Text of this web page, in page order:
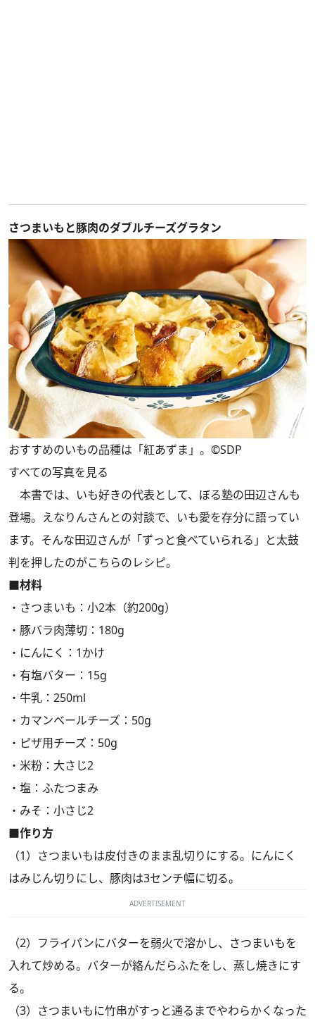
さつまいもと豚肉のダブルチーズグラタン
おすすめのいもの品種は「紅あずま」。©SDP
すべての写真を見る
本書では、いも好きの代表として、ぼる塾の田辺さんも
登場。えなりんさんとの対談で、いも愛を存分に語ってい
ます。そんな田辺さんが「ずっと食べていられる」と太鼓
判を押したのがこちらのレシピ。
■材料
・さつまいも：小2本（約200g）
・豚バラ肉薄切：180g
・にんにく：1かけ
・有塩バター：15g
・牛乳：250ml
・カマンベールチーズ：50g
・ピザ用チーズ：50g
・米粉：大さじ2
・塩：ふたつまみ
・みそ：小さじ2
■作り方
（1）さつまいもは皮付きのまま乱切りにする。にんにく
はみじん切りにし、豚肉は3センチ幅に切る。
ADVERTISEMENT
（2）フライパンにバターを弱火で溶かし、さつまいもを
入れて炒める。バターが絡んだらふたをし、蒸し焼きにす
る。
（3）さつまいもに竹串がすっと通るまでやわらかくなった